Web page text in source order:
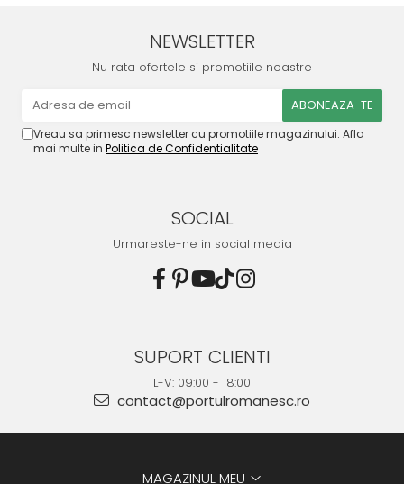
NEWSLETTER
Nu rata ofertele si promotiile noastre
Vreau sa primesc newsletter cu promotiile magazinului. Afla
mai multe in Politica de Confidentialitate
SOCIAL
Urmareste-ne in social media
SUPORT CLIENTI
L-V: 09:00 - 18:00
contact@portulromanesc.ro
MAGAZINUL MEU